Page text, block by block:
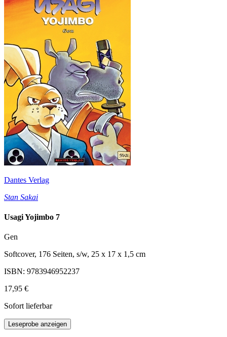
Dantes Verlag
Stan Sakai
Usagi Yojimbo 7
Gen
Softcover, 176 Seiten, s/w, 25 x 17 x 1,5 cm
ISBN: 9783946952237
17,95 €
Sofort lieferbar
Leseprobe anzeigen